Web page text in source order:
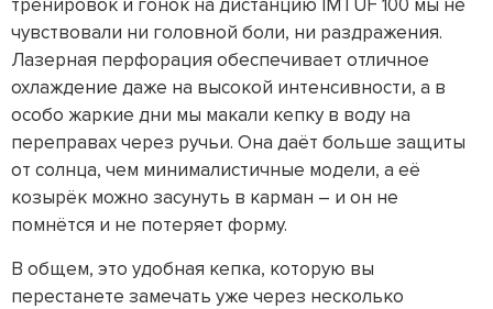
чувствовали ни головной боли, ни раздражения.
Лазерная перфорация обеспечивает отличное
охлаждение даже на высокой интенсивности, а в
особо жаркие дни мы макали кепку в воду на
переправах через ручьи. Она даёт больше защиты
от солнца, чем минималистичные модели, а её
козырёк можно засунуть в карман – и он не
помнётся и не потеряет форму.
В общем, это удобная кепка, которую вы
перестанете замечать уже через несколько